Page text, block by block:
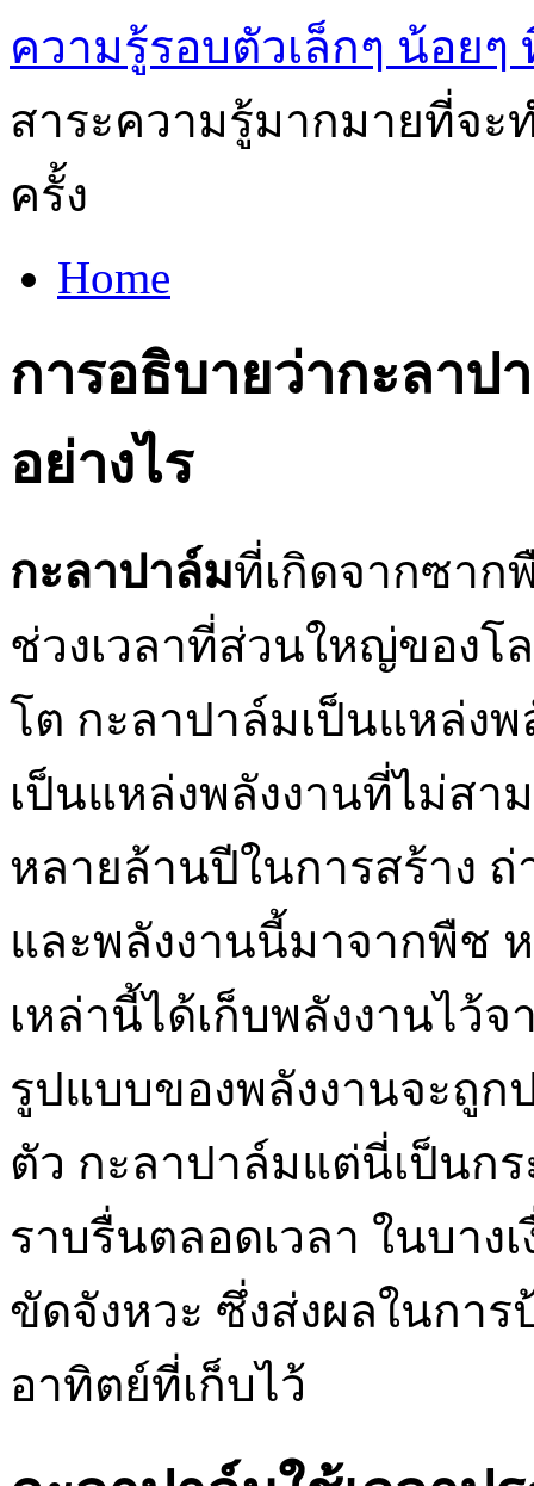
ความรู้รอบตัวเล็กๆ น้อย
สาระความรู้มากมายที่จะ
ครั้ง
Home
การอธิบายว่ากะลาป
อย่างไร
กะลาปาล์มที่เกิดจากซาก
ช่วงเวลาที่ส่วนใหญ่ของ
โต กะลาปาล์มเป็นแหล่ง
เป็นแหล่งพลังงานที่ไม่สา
หลายล้านปีในการสร้าง
และพลังงานนี้มาจากพืช
เหล่านี้ได้เก็บพลังงานไว้
รูปแบบของพลังงานจะถูก
ตัว กะลาปาล์มแต่นี่เป็นก
ราบรื่นตลอดเวลา ในบาง
ขัดจังหวะ ซึ่งส่งผลในกา
อาทิตย์ที่เก็บไว้